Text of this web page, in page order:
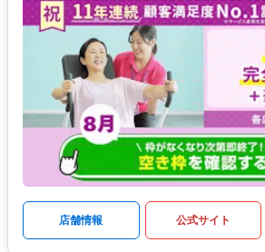
店舗情報 公式サイト